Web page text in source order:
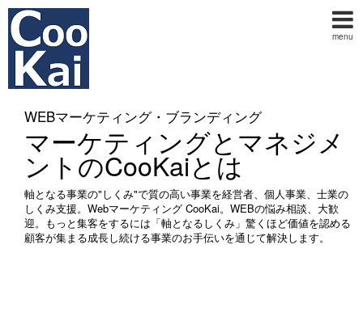
menu
WEBマーケティング・ブランディング
マーケティングとマネジメ
ントのCooKaiとは
軸となる事業の"しくみ"で質の高い事業を経営者、個人事業、士業の
しくみ支援。Webマーケティング CooKai。WEBの悩み相談、大歓
迎。もっと集客をするには「軸となるしくみ」驚くほど価値を認める
顧客が集まる成長し続ける事業のお手伝いを通じて解決します。